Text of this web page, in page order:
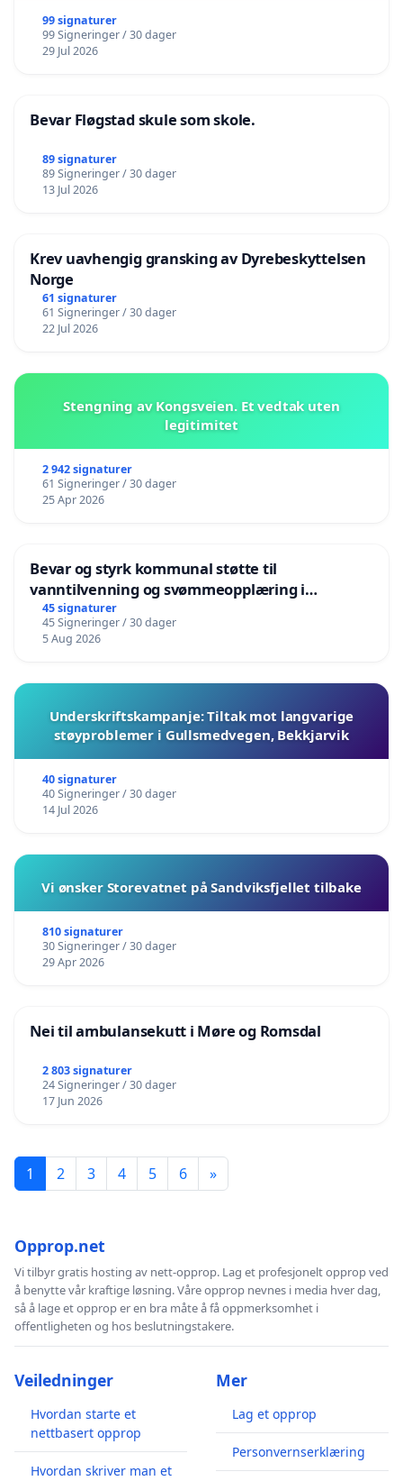
99 signaturer
99 Signeringer / 30 dager
29 Jul 2026
Bevar Fløgstad skule som skole.
89 signaturer
89 Signeringer / 30 dager
13 Jul 2026
Krev uavhengig gransking av Dyrebeskyttelsen
Norge
61 signaturer
61 Signeringer / 30 dager
22 Jul 2026
Stengning av Kongsveien. Et vedtak uten
legitimitet
2 942 signaturer
61 Signeringer / 30 dager
25 Apr 2026
Bevar og styrk kommunal støtte til
vanntilvenning og svømmeopplæring i
barnehagene i Haugesund
45 signaturer
45 Signeringer / 30 dager
5 Aug 2026
Underskriftskampanje: Tiltak mot langvarige
støyproblemer i Gullsmedvegen, Bekkjarvik
40 signaturer
40 Signeringer / 30 dager
14 Jul 2026
Vi ønsker Storevatnet på Sandviksfjellet tilbake
810 signaturer
30 Signeringer / 30 dager
29 Apr 2026
Nei til ambulansekutt i Møre og Romsdal
2 803 signaturer
24 Signeringer / 30 dager
17 Jun 2026
1 2 3 4 5 6 »
Opprop.net
Vi tilbyr gratis hosting av nett-opprop. Lag et profesjonelt opprop ved
å benytte vår kraftige løsning. Våre opprop nevnes i media hver dag,
så å lage et opprop er en bra måte å få oppmerksomhet i
offentligheten og hos beslutningstakere.
Veiledninger
Hvordan starte et
nettbasert opprop
Hvordan skriver man et
Mer
Lag et opprop
Personvernserklæring